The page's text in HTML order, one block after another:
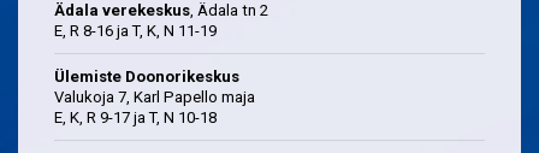
Ädala verekeskus, Ädala tn 2
E, R 8-16 ja T, K, N 11-19
Ülemiste Doonorikeskus
Valukoja 7, Karl Papello maja
E, K, R 9-17 ja T, N 10-18